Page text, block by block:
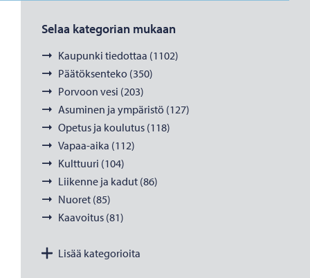
Selaa kategorian mukaan
Kaupunki tiedottaa (1102)
Päätöksenteko (350)
Porvoon vesi (203)
Asuminen ja ympäristö (127)
Opetus ja koulutus (118)
Vapaa-aika (112)
Kulttuuri (104)
Liikenne ja kadut (86)
Nuoret (85)
Kaavoitus (81)
Lisää kategorioita